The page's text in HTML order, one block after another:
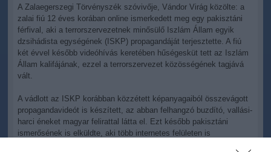
A Zalaegerszegi Törvényszék szóvivője, Vándor Virág közölte: a
zalai fiú 12 éves korában online ismerkedett meg egy pakisztáni
férfival, aki a terrorszervezetnek minősülő Iszlám Állam egyik
dzsihádista egységének (ISKP) propagandáját terjesztette. A fiú
két évvel később videóhívás keretében hűségesküt tett az Iszlám
Állam kalifájának, ezzel a terrorszervezet közösségének tagjává
vált.
A vádlott az ISKP korábban közzétett képanyagaiból összevágott
propagandavideót is készített, az abban felhangzó buzdító, vallási-
harci éneket magyar felirattal látta el. Ezt később pakisztáni
ismerősének is elküldte, aki több internetes felületen is